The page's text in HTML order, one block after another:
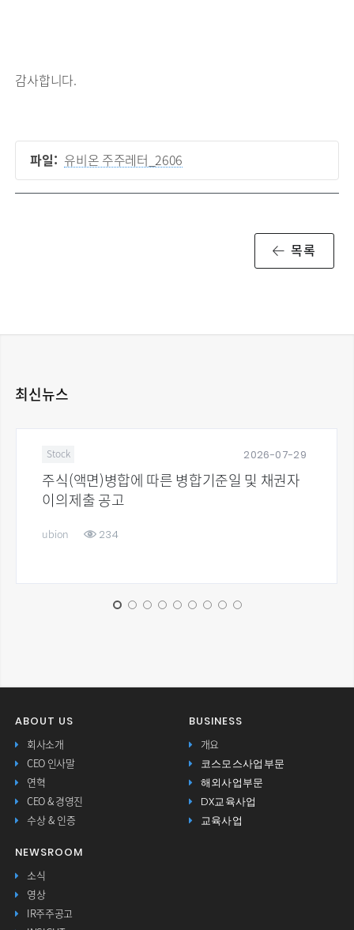
감사합니다.
파일: 유비온 주주레터_2606
목록
최신뉴스
2026-07-29
Stock
주식(액면)병합에 따른 병합기준일 및 채권자
이의제출 공고
ubion 234
ABOUT US
회사소개
CEO 인사말
연혁
CEO & 경영진
수상 & 인증
BUSINESS
개요
코스모스사업부문
해외사업부문
DX교육사업
교육사업
NEWSROOM
소식
영상
IR주주공고